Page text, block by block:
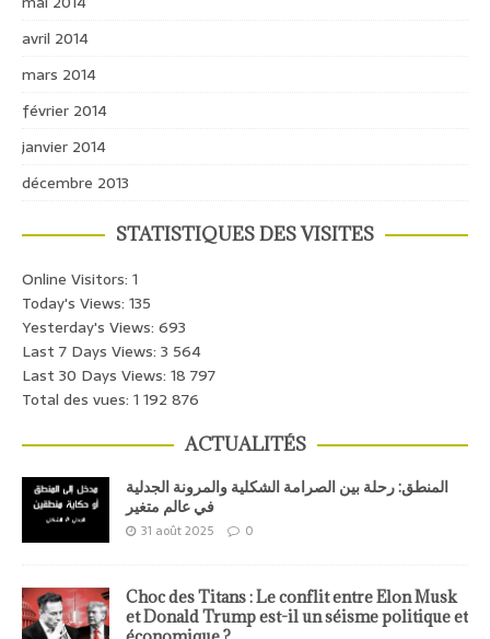
avril 2014
mars 2014
février 2014
janvier 2014
décembre 2013
STATISTIQUES DES VISITES
Online Visitors: 1
Today's Views: 135
Yesterday's Views: 693
Last 7 Days Views: 3 564
Last 30 Days Views: 18 797
Total des vues: 1 192 876
ACTUALITÉS
المنطق: رحلة بين الصرامة الشكلية والمرونة الجدلية
في عالم متغير
31 août 2025 0
Choc des Titans : Le conflit entre Elon Musk
et Donald Trump est-il un séisme politique et